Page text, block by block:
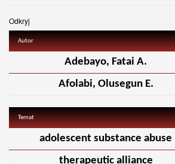
Odkryj
Autor
Adebayo, Fatai A.
Afolabi, Olusegun E.
Temat
adolescent substance abuse
therapeutic alliance